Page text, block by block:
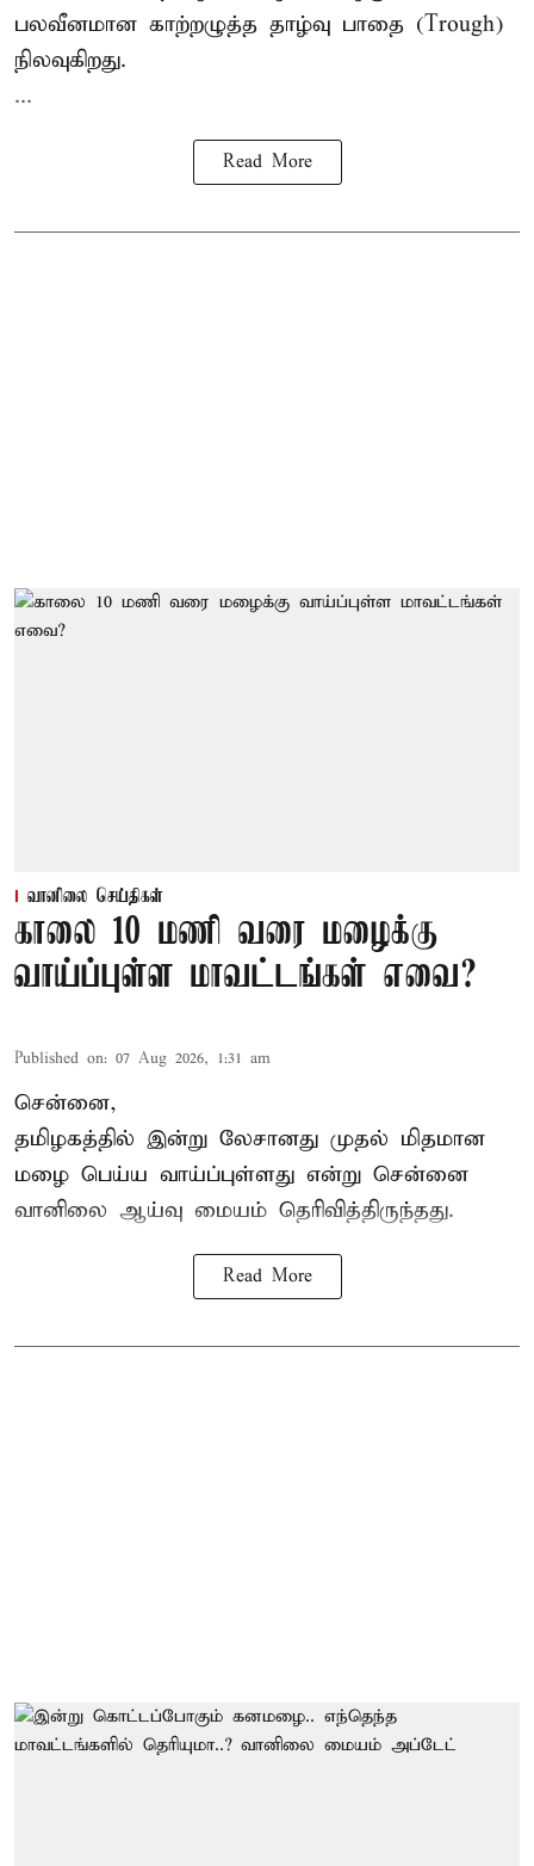
பலவீனமான காற்றழுத்த தாழ்வு பாதை (Trough)
நிலவுகிறது.
...
Read More
வானிலை செய்திகள்
காலை 10 மணி வரை மழைக்கு
வாய்ப்புள்ள மாவட்டங்கள் எவை?
Published on: 07 Aug 2026, 1:31 am
சென்னை,
தமிழகத்தில் இன்று லேசானது முதல் மிதமான
மழை பெய்ய வாய்ப்புள்ளது என்று சென்னை
வானிலை ஆய்வு மையம் தெரிவித்திருந்தது.
Read More